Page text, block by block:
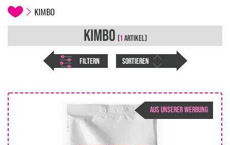
KIMBO
FILTERN
KIMBO (1 ARTIKEL)
SORTIEREN
AUS UNSERER WERBUNG